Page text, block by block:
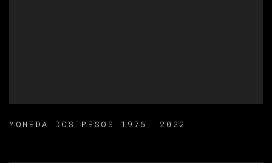
MONEDA DOS PESOS 1976 , 2022